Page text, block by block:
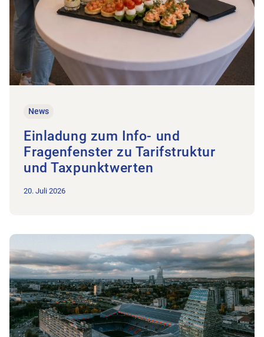
News
Einladung zum Info- und
Fragenfenster zu Tarifstruktur
und Taxpunktwerten
20. Juli 2026
Zum Beitrag Einladung zum Mitgliederanlass 2026 –